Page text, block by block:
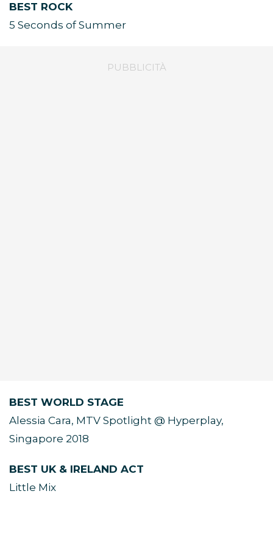
BEST ROCK
5 Seconds of Summer
BEST WORLD STAGE
Alessia Cara, MTV Spotlight @ Hyperplay,
Singapore 2018
BEST UK & IRELAND ACT
Little Mix